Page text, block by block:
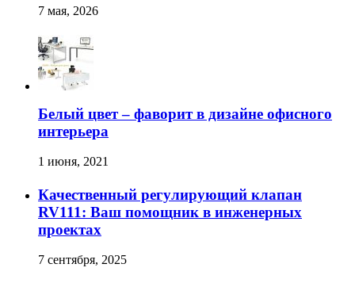
7 мая, 2026
Белый цвет – фаворит в дизайне офисного
интерьера
1 июня, 2021
Качественный регулирующий клапан
RV111: Ваш помощник в инженерных
проектах
7 сентября, 2025